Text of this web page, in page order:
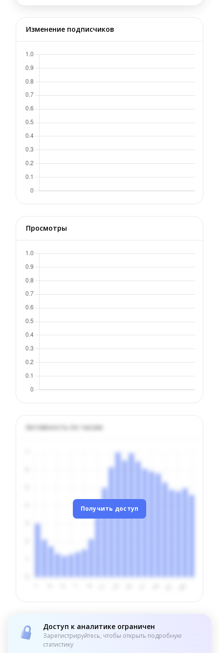
Изменение подписчиков
Просмотры
Активность по часам
Получить доступ
Доступ к аналитике ограничен
Зарегистрируйтесь, чтобы открыть подробную
статистику